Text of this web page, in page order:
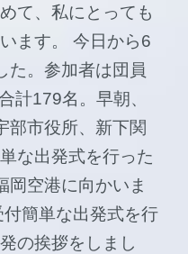
て、私にとっても
ます。 今日から6
た。参加者は団員
計179名。早朝、
部市役所、新下関
な出発式を行った
岡空港に向かいま
簡単な出発式を行
の挨拶をしまし